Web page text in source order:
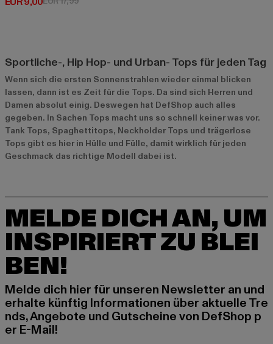
Sportliche-, Hip Hop- und Urban- Tops für jeden Tag
Wenn sich die ersten Sonnenstrahlen wieder einmal blicken
lassen, dann ist es Zeit für die Tops. Da sind sich Herren und
Damen absolut einig. Deswegen hat DefShop auch alles
gegeben. In Sachen Tops macht uns so schnell keiner was vor.
Tank Tops, Spaghettitops, Neckholder Tops und trägerlose
Tops gibt es hier in Hülle und Fülle, damit wirklich für jeden
Geschmack das richtige Modell dabei ist.
MELDE DICH AN, UM
INSPIRIERT ZU BLEI
BEN!
Melde dich hier für unseren Newsletter an und
erhalte künftig Informationen über aktuelle Tre
nds, Angebote und Gutscheine von DefShop p
er E-Mail!